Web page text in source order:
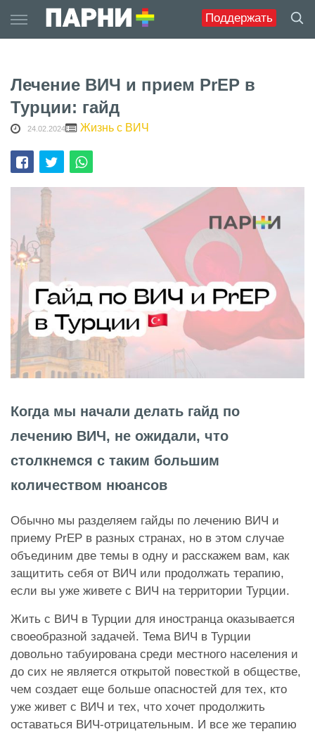
Поддержать
to
content
Лечение ВИЧ и прием PrEP в
Турции: гайд
24.02.2024 Жизнь с ВИЧ
Когда мы начали делать гайд по
лечению ВИЧ, не ожидали, что
столкнемся с таким большим
количеством нюансов
Обычно мы разделяем гайды по лечению ВИЧ и
приему PrEP в разных странах, но в этом случае
объединим две темы в одну и расскажем вам, как
защитить себя от ВИЧ или продолжать терапию,
если вы уже живете с ВИЧ на территории Турции.
Жить с ВИЧ в Турции для иностранца оказывается
своеобразной задачей. Тема ВИЧ в Турции
довольно табуирована среди местного населения и
до сих не является открытой повесткой в обществе,
чем создает еще больше опасностей для тех, кто
уже живет с ВИЧ и тех, что хочет продолжить
оставаться ВИЧ-отрицательным. И все же терапию